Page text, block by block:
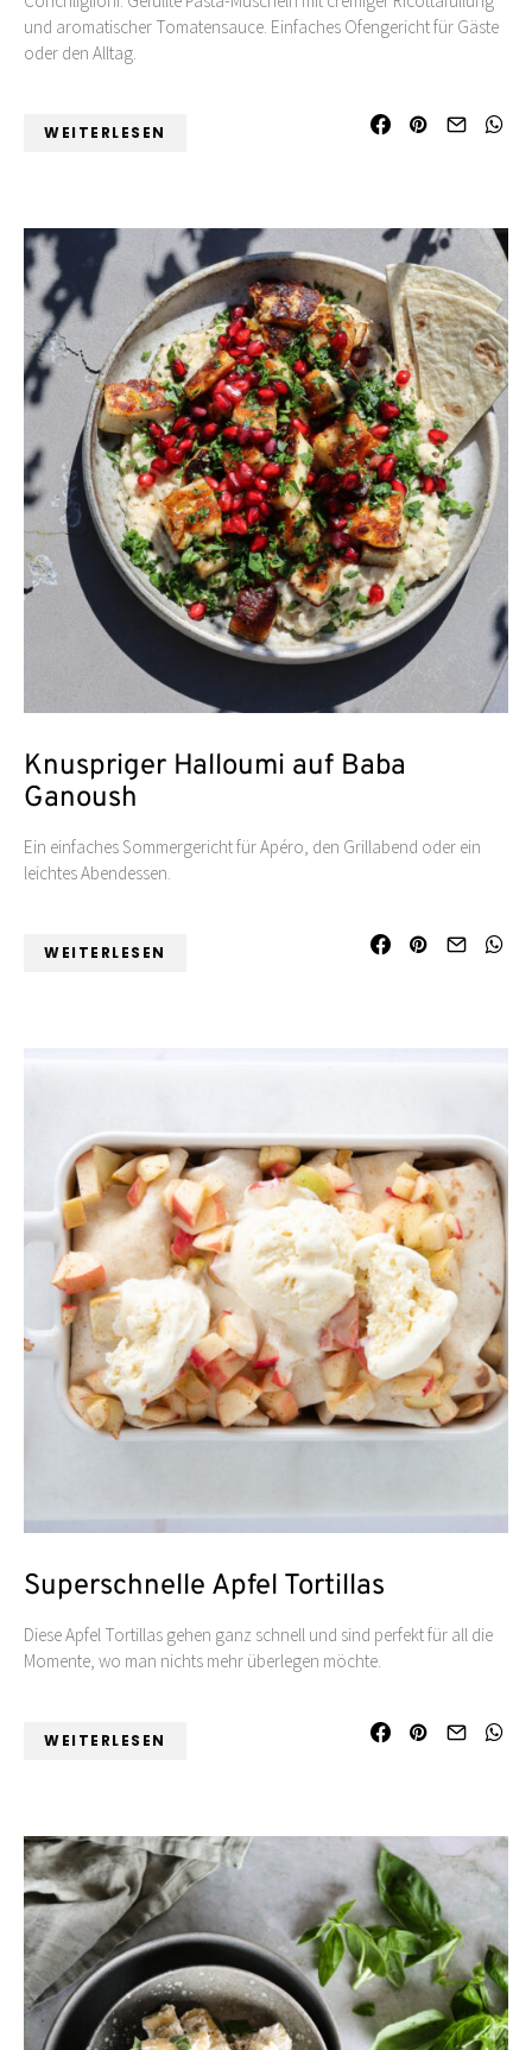
und aromatischer Tomatensauce. Einfaches Ofengericht für Gäste
oder den Alltag.
WEITERLESEN
Knuspriger Halloumi auf Baba
Ganoush
Ein einfaches Sommergericht für Apéro, den Grillabend oder ein
leichtes Abendessen.
WEITERLESEN
Superschnelle Apfel Tortillas
Diese Apfel Tortillas gehen ganz schnell und sind perfekt für all die
Momente, wo man nichts mehr überlegen möchte.
WEITERLESEN